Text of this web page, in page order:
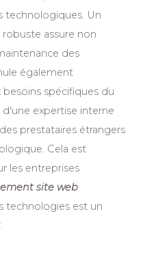
technologiques. Un
assure non
des
également
spécifiques du
expertise interne
prestataires étrangers
Cela est
les entreprises
site web
technologies est un